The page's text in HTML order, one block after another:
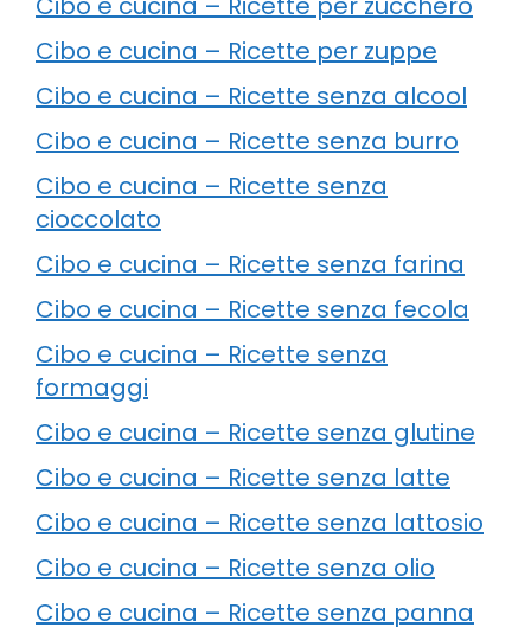
Cibo e cucina – Ricette per zuppe
Cibo e cucina – Ricette senza alcool
Cibo e cucina – Ricette senza burro
Cibo e cucina – Ricette senza
cioccolato
Cibo e cucina – Ricette senza farina
Cibo e cucina – Ricette senza fecola
Cibo e cucina – Ricette senza
formaggi
Cibo e cucina – Ricette senza glutine
Cibo e cucina – Ricette senza latte
Cibo e cucina – Ricette senza lattosio
Cibo e cucina – Ricette senza olio
Cibo e cucina – Ricette senza panna